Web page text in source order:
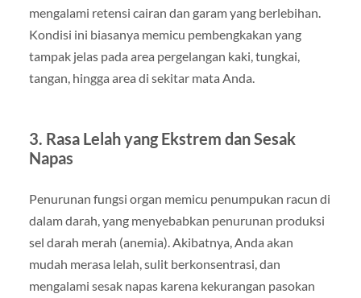
mengalami retensi cairan dan garam yang berlebihan.
Kondisi ini biasanya memicu pembengkakan yang
tampak jelas pada area pergelangan kaki, tungkai,
tangan, hingga area di sekitar mata Anda.
3. Rasa Lelah yang Ekstrem dan Sesak
Napas
Penurunan fungsi organ memicu penumpukan racun di
dalam darah, yang menyebabkan penurunan produksi
sel darah merah (anemia). Akibatnya, Anda akan
mudah merasa lelah, sulit berkonsentrasi, dan
mengalami sesak napas karena kekurangan pasokan